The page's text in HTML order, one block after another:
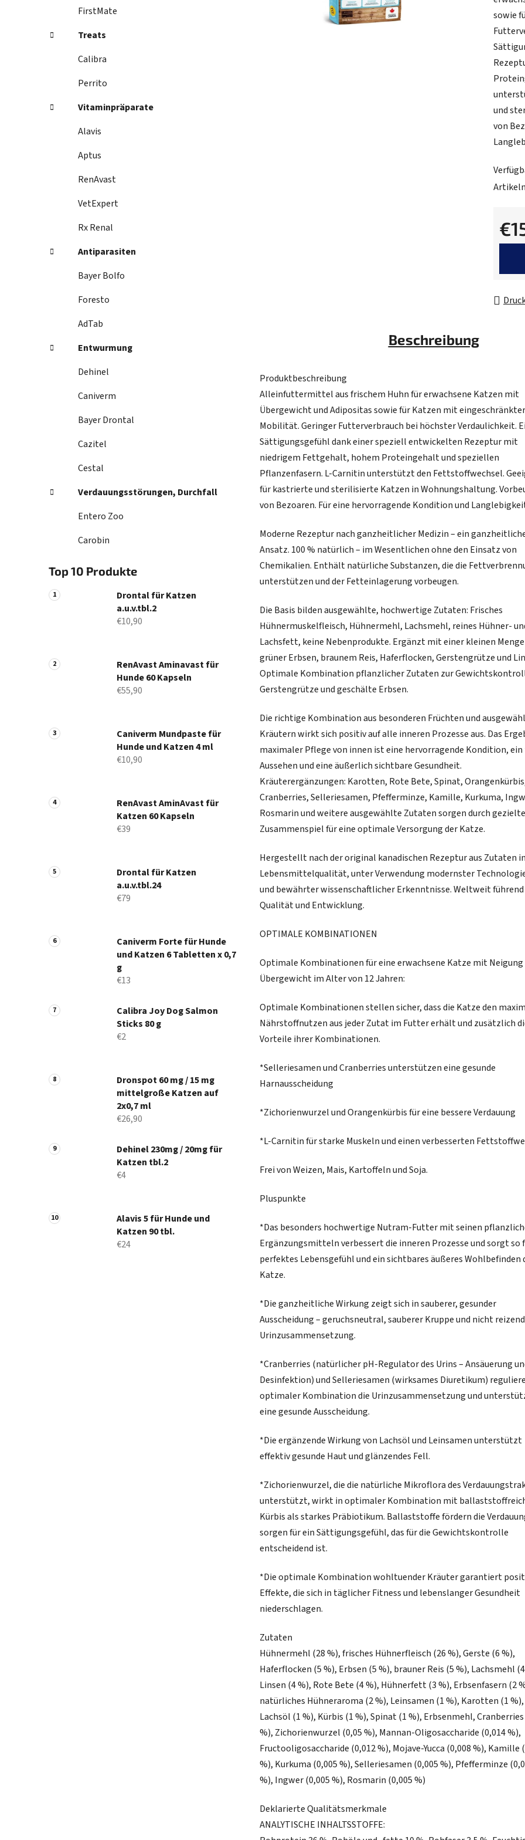
t
FirstMate
Treats
Calibra
Perrito
Vitaminpräparate
Alavis
Aptus
RenAvast
VetExpert
Rx Renal
Antiparasiten
Bayer Bolfo
Foresto
AdTab
Entwurmung
Dehinel
Caniverm
Bayer Drontal
Cazitel
Cestal
Verdauungsstörungen, Durchfall
Entero Zoo
Carobin
Top 10 Produkte
Drontal für Katzen
a.u.v.tbl.2
€10,90
RenAvast Aminavast für
Hunde 60 Kapseln
€55,90
Caniverm Mundpaste für
Hunde und Katzen 4 ml
€10,90
RenAvast AminAvast für
Katzen 60 Kapseln
€39
Drontal für Katzen
a.u.v.tbl.24
€79
Caniverm Forte für Hunde
und Katzen 6 Tabletten x 0,7
g
€13
Calibra Joy Dog Salmon
Sticks 80 g
€2
Dronspot 60 mg / 15 mg
mittelgroße Katzen auf
2x0,7 ml
€26,90
Dehinel 230mg / 20mg für
Katzen tbl.2
€4
Alavis 5 für Hunde und
Katzen 90 tbl.
€24
von
5
sowie
und
von
Beschreibung
Produktbeschreibung
Alleinfuttermittel aus frischem Huhn für erwachsene Katzen mit
Übergewicht und Adipositas sowie für Katzen mit eingeschränkter
Mobilität. Geringer Futterverbrauch bei höchster Verdaulichkeit.
Sättigungsgefühl dank einer speziell entwickelten Rezeptur mit
niedrigem Fettgehalt, hohem Proteingehalt und speziellen
Pflanzenfasern. L-Carnitin unterstützt den Fettstoffwechsel.
für kastrierte und sterilisierte Katzen in Wohnungshaltung.
von Bezoaren. Für eine hervorragende Kondition und
Moderne Rezeptur nach ganzheitlicher Medizin – ein
Ansatz. 100 % natürlich – im Wesentlichen ohne den Einsatz von
Chemikalien. Enthält natürliche Substanzen, die die
unterstützen und der Fetteinlagerung vorbeugen.
Die Basis bilden ausgewählte, hochwertige Zutaten: Frisches
Hühnermuskelfleisch, Hühnermehl, Lachsmehl, reines Hühner-
Lachsfett, keine Nebenprodukte. Ergänzt mit einer kleinen Menge
grüner Erbsen, braunem Reis, Haferflocken, Gerstengrütze und
Optimale Kombination pflanzlicher Zutaten zur
Gerstengrütze und geschälte Erbsen.
Die richtige Kombination aus besonderen Früchten und
Kräutern wirkt sich positiv auf alle inneren Prozesse aus. Das
maximaler Pflege von innen ist eine hervorragende Kondition,
Aussehen und eine äußerlich sichtbare Gesundheit.
Kräuterergänzungen: Karotten, Rote Bete, Spinat,
Cranberries, Selleriesamen, Pfefferminze, Kamille, Kurkuma,
Rosmarin und weitere ausgewählte Zutaten sorgen durch
Zusammenspiel für eine optimale Versorgung der Katze.
Hergestellt nach der original kanadischen Rezeptur aus Zutaten in
Lebensmittelqualität, unter Verwendung modernster
und bewährter wissenschaftlicher Erkenntnisse. Weltweit
Qualität und Entwicklung.
OPTIMALE KOMBINATIONEN
Optimale Kombinationen für eine erwachsene Katze mit Neigung
Übergewicht im Alter von 12 Jahren:
Optimale Kombinationen stellen sicher, dass die Katze den
Nährstoffnutzen aus jeder Zutat im Futter erhält und zusätzlich
Vorteile ihrer Kombinationen.
*Selleriesamen und Cranberries unterstützen eine gesunde
Harnausscheidung
*Zichorienwurzel und Orangenkürbis für eine bessere Verdauung
*L-Carnitin für starke Muskeln und einen verbesserten
Frei von Weizen, Mais, Kartoffeln und Soja.
Pluspunkte
*Das besonders hochwertige Nutram-Futter mit seinen
Ergänzungsmitteln verbessert die inneren Prozesse und sorgt so
perfektes Lebensgefühl und ein sichtbares äußeres Wohlbefinden
Katze.
*Die ganzheitliche Wirkung zeigt sich in sauberer, gesunder
Ausscheidung – geruchsneutral, sauberer Kruppe und nicht
Urinzusammensetzung.
*Cranberries (natürlicher pH-Regulator des Urins – Ansäuerung
Desinfektion) und Selleriesamen (wirksames Diuretikum)
optimaler Kombination die Urinzusammensetzung und
eine gesunde Ausscheidung.
*Die ergänzende Wirkung von Lachsöl und Leinsamen unterstützt
effektiv gesunde Haut und glänzendes Fell.
*Zichorienwurzel, die die natürliche Mikroflora des
unterstützt, wirkt in optimaler Kombination mit
Kürbis als starkes Präbiotikum. Ballaststoffe fördern die
sorgen für ein Sättigungsgefühl, das für die Gewichtskontrolle
entscheidend ist.
*Die optimale Kombination wohltuender Kräuter garantiert
Effekte, die sich in täglicher Fitness und lebenslanger Gesundheit
niederschlagen.
Zutaten
Hühnermehl (28 %), frisches Hühnerfleisch (26 %), Gerste (6 %),
Haferflocken (5 %), Erbsen (5 %), brauner Reis (5 %), Lachsmehl
Linsen (4 %), Rote Bete (4 %), Hühnerfett (3 %), Erbsenfasern (2
natürliches Hühneraroma (2 %), Leinsamen (1 %), Karotten (1 %),
Lachsöl (1 %), Kürbis (1 %), Spinat (1 %), Erbsenmehl,
%), Zichorienwurzel (0,05 %), Mannan-Oligosaccharide (0,014 %),
Fructooligosaccharide (0,012 %), Mojave-Yucca (0,008 %), Kamille
%), Kurkuma (0,005 %), Selleriesamen (0,005 %), Pfefferminze
%), Ingwer (0,005 %), Rosmarin (0,005 %)
Deklarierte Qualitätsmerkmale
ANALYTISCHE INHALTSSTOFFE: